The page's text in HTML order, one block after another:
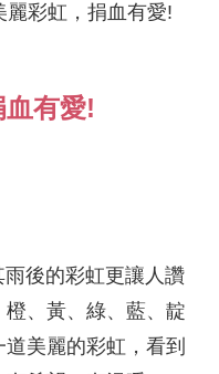
麗彩虹，捐血有愛!
有愛!
後的彩虹更讓人讚
、黃、綠、藍、靛
美麗的彩虹，看到